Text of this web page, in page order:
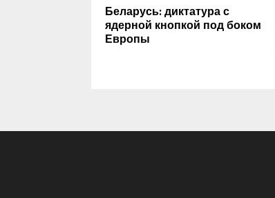
Беларусь: диктатура с
ядерной кнопкой под боком
Европы